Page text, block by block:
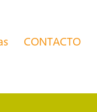
CONTACTO